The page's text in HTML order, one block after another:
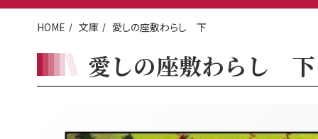
HOME 文庫 愛しの座敷わらし 下
愛しの座敷わらし 下